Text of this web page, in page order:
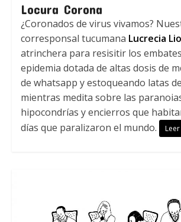
Locura Corona
¿Coronados de virus vivamos?
corresponsal tucumana Lucrecia
atrinchera para resisitir los
epidemia dotada de altas dosis de
de whatsapp y estoqueando latas
mientras medita sobre las
hipocondrías y encierros que
días que paralizaron el mundo.